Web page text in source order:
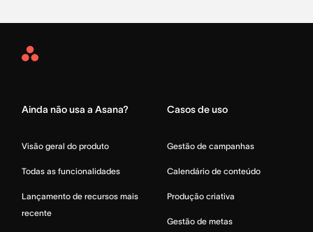
Asana
Ainda não usa a Asana?
Visão geral do produto
Todas as funcionalidades
Lançamento de recursos mais
recente
Casos de uso
Gestão de campanhas
Calendário de conteúdo
Produção criativa
Gestão de metas